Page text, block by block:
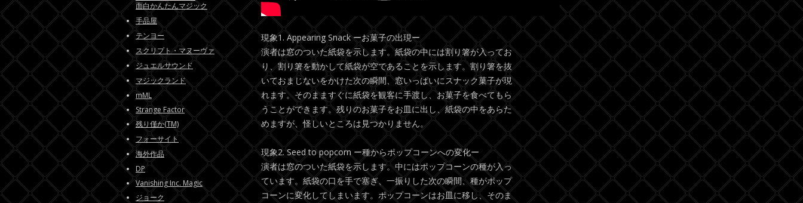
現象1. Appearing Snack ーお菓子の出現ー
演者は窓のついた紙袋を示します。紙袋の中には割り箸が入ってお
り、割り箸を動かして紙袋が空であることを示します。割り箸を抜
いておまじないをかけた次の瞬間、窓いっぱいにスナック菓子が現
れます。そのまますぐに紙袋を観客に手渡し、お菓子を食べてもら
うことができます。残りのお菓子をお皿に出し、紙袋の中をあらた
めますが、怪しいところは見つかりません。
現象2. Seed to popcorn ー種からポップコーンへの変化ー
演者は窓のついた紙袋を示します。中にはポップコーンの種が入っ
ています。紙袋の口を手で塞ぎ、一振りした次の瞬間、種がポップ
コーンに変化してしまいます。ポップコーンはお皿に移し、そのま
面白かんたんマジック
手品屋
テンヨー
スクリプト・マヌーヴァ
ジュエルサウンド
マジックランド
mML
Strange Factor
残り僅か(TM)
フォーサイト
海外作品
DP
Vanishing Inc. Magic
ジョーク